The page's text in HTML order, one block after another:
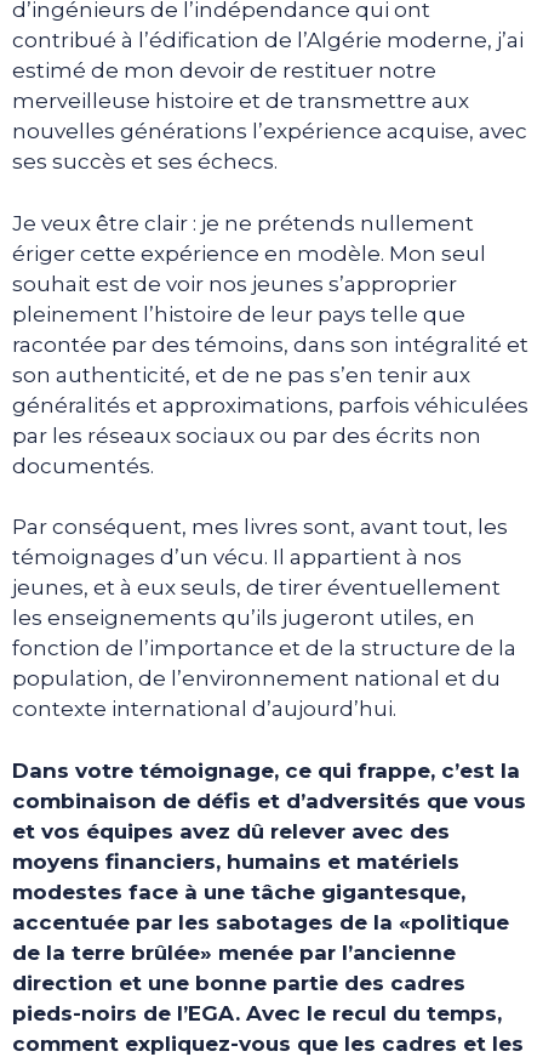
d’ingénieurs de l’indépendance qui ont
contribué à l’édification de l’Algérie moderne, j’ai
estimé de mon devoir de restituer notre
merveilleuse histoire et de transmettre aux
nouvelles générations l’expérience acquise, avec
ses succès et ses échecs.
Je veux être clair : je ne prétends nullement
ériger cette expérience en modèle. Mon seul
souhait est de voir nos jeunes s’approprier
pleinement l’histoire de leur pays telle que
racontée par des témoins, dans son intégralité et
son authenticité, et de ne pas s’en tenir aux
généralités et approximations, parfois véhiculées
par les réseaux sociaux ou par des écrits non
documentés.
Par conséquent, mes livres sont, avant tout, les
témoignages d’un vécu. Il appartient à nos
jeunes, et à eux seuls, de tirer éventuellement
les enseignements qu’ils jugeront utiles, en
fonction de l’importance et de la structure de la
population, de l’environnement national et du
contexte international d’aujourd’hui.
Dans votre témoignage, ce qui frappe, c’est la
combinaison de défis et d’adversités que vous
et vos équipes avez dû relever avec des
moyens financiers, humains et matériels
modestes face à une tâche gigantesque,
accentuée par les sabotages de la «politique
de la terre brûlée» menée par l’ancienne
direction et une bonne partie des cadres
pieds-noirs de l’EGA. Avec le recul du temps,
comment expliquez-vous que les cadres et les